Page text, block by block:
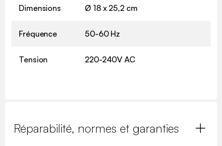
Dimensions Ø 18 x 25,2 cm
Fréquence 50-60 Hz
Tension 220-240V AC
Réparabilité, normes et garanties